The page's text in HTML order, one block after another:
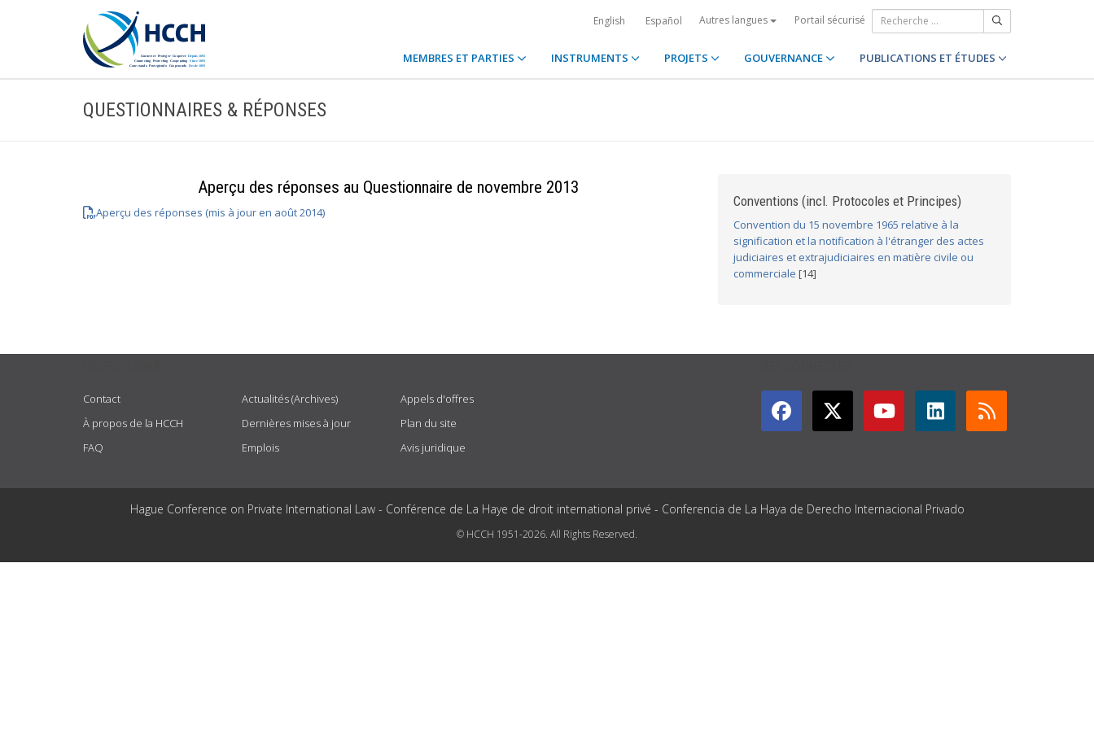
English Español Autres langues Portail sécurisé
MEMBRES ET PARTIES INSTRUMENTS PROJETS GOUVERNANCE PUBLICATIONS ET ÉTUDES
QUESTIONNAIRES & RÉPONSES
Aperçu des réponses au Questionnaire de novembre 2013
Aperçu des réponses (mis à jour en août 2014)
Conventions (incl. Protocoles et Principes)
Convention du 15 novembre 1965 relative à la
signification et la notification à l'étranger des actes
judiciaires et extrajudiciaires en matière civile ou
commerciale [14]
Contact
À propos de la HCCH
FAQ
Actualités (Archives)
Dernières mises à jour
Emplois
Appels d'offres
Plan du site
Avis juridique
Hague Conference on Private International Law - Conférence de La Haye de droit international privé - Conferencia de La Haya de Derecho Internacional Privado
© HCCH 1951-2026. All Rights Reserved.